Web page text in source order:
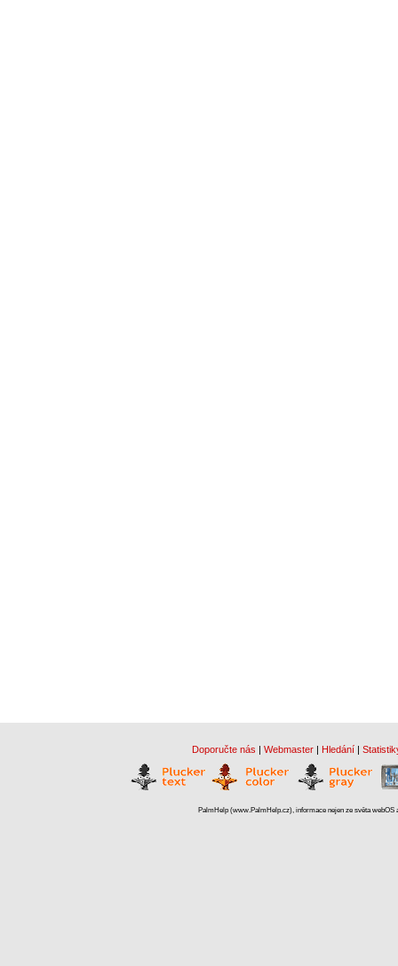
Doporučte nás | Webmaster | Hledání |
PalmHelp (www.PalmHelp.cz), informace nejen ze světa